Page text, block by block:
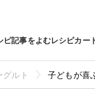
ピ記事をよむレシピカー
グルト 子どもが喜